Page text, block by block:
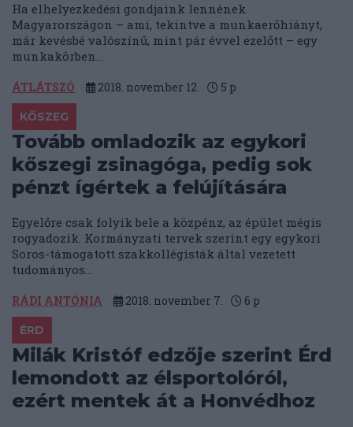
Ha elhelyezkedési gondjaink lennének
Magyarországon – ami, tekintve a munkaerőhiányt,
már kevésbé valószínű, mint pár évvel ezelőtt – egy
munkakörben...
ÁTLÁTSZÓ 2018. november 12. 5 p
KŐSZEG
Tovább omladozik az egykori
kőszegi zsinagóga, pedig sok
pénzt ígértek a felújítására
Egyelőre csak folyik bele a közpénz, az épület mégis
rogyadozik. Kormányzati tervek szerint egy egykori
Soros-támogatott szakkollégisták által vezetett
tudományos...
RÁDI ANTÓNIA 2018. november 7. 6 p
ÉRD
Milák Kristóf edzője szerint Érd
lemondott az élsportolóról,
ezért mentek át a Honvédhoz